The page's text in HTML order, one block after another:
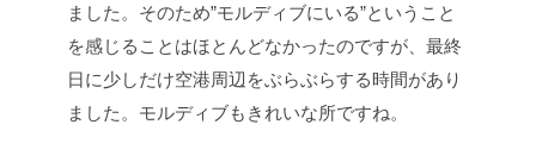
ました。そのため”モルディブにいる”ということ
を感じることはほとんどなかったのですが、最終
日に少しだけ空港周辺をぶらぶらする時間があり
ました。モルディブもきれいな所ですね。